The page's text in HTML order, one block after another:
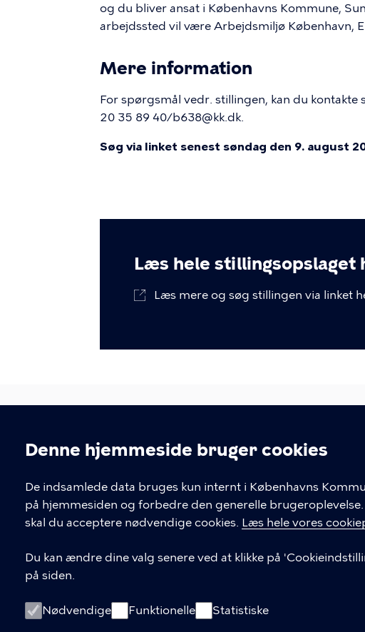
Denne hjemmeside bruger cookies
De indsamlede data bruges kun internt i Københavns
på hjemmesiden og forbedre den generelle
skal du acceptere nødvendige cookies. Læs hele vores
Du kan ændre dine valg senere ved at klikke på
på siden.
Nødvendige Funktionelle Statistiske
og du bliver ansat i Københavns Kommune,
arbejdssted vil være Arbejdsmiljø København,
Mere information
For spørgsmål vedr. stillingen, kan du kontakte
20 35 89 40/b638@kk.dk.
Søg via linket senest søndag den 9. august
Læs hele stillingsopslaget
Læs mere og søg stillingen via linket
Arbejdsmiljø København
amk@kk.dk
EAN-nummer 5798009288066